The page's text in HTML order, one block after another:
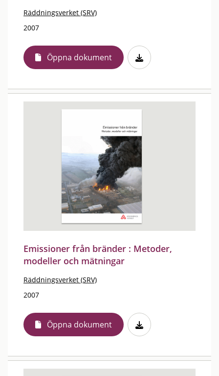
Räddningsverket (SRV)
2007
Öppna dokument
Emissioner från bränder : Metoder,
modeller och mätningar
Räddningsverket (SRV)
2007
Öppna dokument